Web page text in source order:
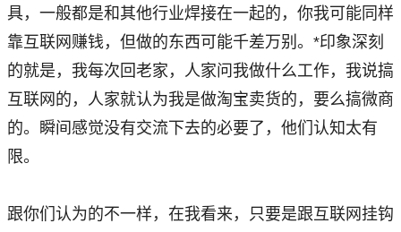
具，一般都是和其他行业焊接在一起的，你我可能同样
靠互联网赚钱，但做的东西可能千差万别。*印象深刻
的就是，我每次回老家，人家问我做什么工作，我说搞
互联网的，人家就认为我是做淘宝卖货的，要么搞微商
的。瞬间感觉没有交流下去的必要了，他们认知太有
限。
跟你们认为的不一样，在我看来，只要是跟互联网挂钩